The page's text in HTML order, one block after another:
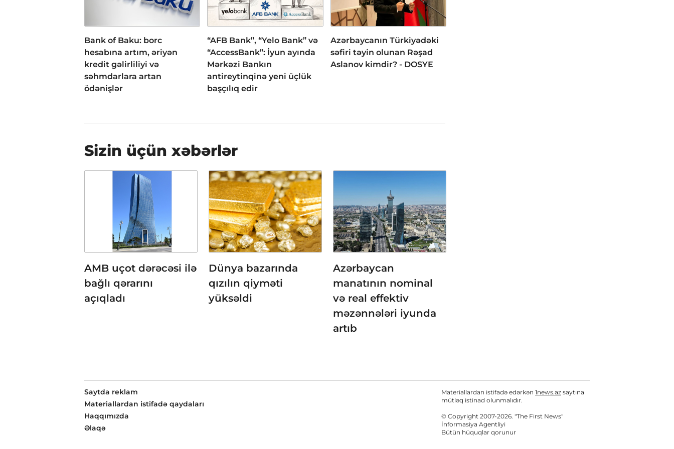
Bank of Baku: borc
hesabına artım, əriyən
kredit gəlirliliyi və
səhmdarlara artan
ödənişlər
“AFB Bank”, “Yelo Bank” və
“AccessBank”: İyun ayında
Mərkəzi Bankın
antireytinqinə yeni üçlük
başçılıq edir
Azərbaycanın Türkiyədəki
səfiri təyin olunan Rəşad
Aslanov kimdir? - DOSYE
Sizin üçün xəbərlər
AMB uçot dərəcəsi ilə
bağlı qərarını
açıqladı
Dünya bazarında
qızılın qiyməti
yüksəldi
Azərbaycan
manatının nominal
və real effektiv
məzənnələri iyunda
artıb
Saytda reklam
Materiallardan istifadə qaydaları
Haqqımızda
Əlaqə
Materiallardan istifadə edərkən 1news.az saytına
mütləq istinad olunmalıdır.
© Copyright 2007-2026. "The First News"
İnformasiya Agentliyi
Bütün hüquqlar qorunur